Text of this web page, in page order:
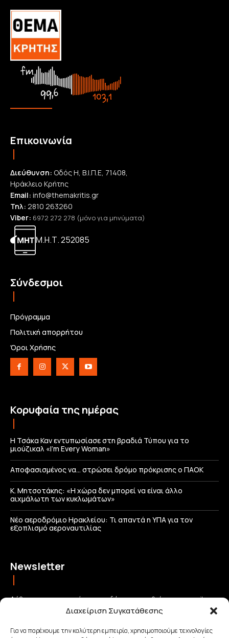
Διαχείριση Συγκατάθεσης
Για να παρέχουμε την καλύτερη εμπειρία, χρησιμοποιούμε τεχνολογίες
Επικοινωνία
Διεύθυνση: Οδός Η, Β.Ι.Π.Ε, 71408,
Ηράκλειο Κρήτης
Email: info@themakritis.gr
Τηλ: 2810 263260
Viber: 6972 272 278 (μόνο για μηνύματα)
Μ.Η.Τ. 252085
Σύνδεσμοι
Πρόγραμμα
Πολιτική απορρήτου
Όροι Χρήσης
Κορυφαία της ημέρας
Η Τσάκα Καν εντυπωσίασε στη βραδιά Τύπου για το
μιούζικαλ «I’m Every Woman»
Αποφασισμένος να… στρώσει δρόμο πρόκρισης ο ΠΑΟΚ
Κ. Μητσοτάκης: «Η χώρα δεν μπορεί να είναι άλλο
αιχμάλωτη των κυκλωμάτων»
Νέο αεροδρόμιο Ηρακλείου: Τι απαντά η ΥΠΑ για τον
εξοπλισμό αεροναυτιλίας
Newsletter
Λάβετε τις σημαντικότερες ειδήσεις απευθείας στο email σας
και μείνετε πάντα συνδεδεμένοι με την Κρήτη!